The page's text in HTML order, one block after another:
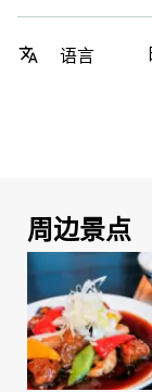
语言
周边景点